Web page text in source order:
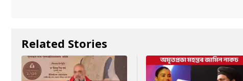
Related Stories